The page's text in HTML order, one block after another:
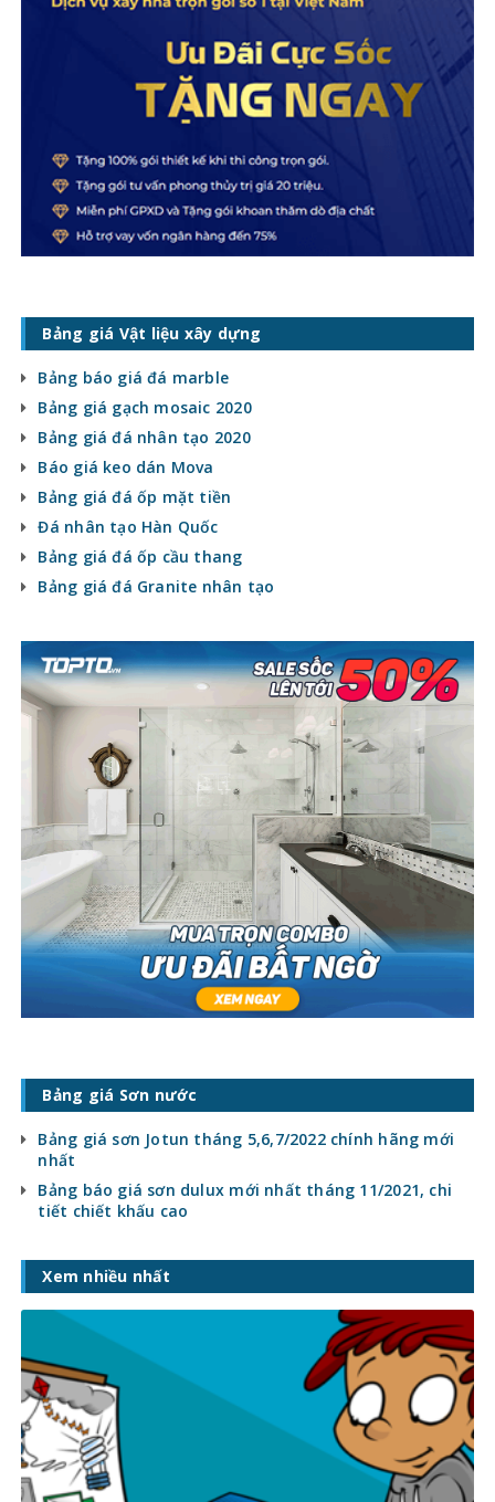
Bảng giá Vật liệu xây dựng
Bảng báo giá đá marble
Bảng giá gạch mosaic 2020
Bảng giá đá nhân tạo 2020
Báo giá keo dán Mova
Bảng giá đá ốp mặt tiền
Đá nhân tạo Hàn Quốc
Bảng giá đá ốp cầu thang
Bảng giá đá Granite nhân tạo
Bảng giá Sơn nước
Bảng giá sơn Jotun tháng 5,6,7/2022 chính hãng mới
nhất
Bảng báo giá sơn dulux mới nhất tháng 11/2021, chi
tiết chiết khấu cao
Xem nhiều nhất